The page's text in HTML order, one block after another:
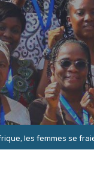
les femmes se